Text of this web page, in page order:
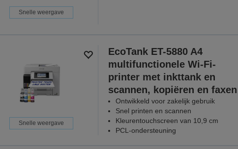
Snelle weergave
Snelle weergave
EcoTank ET-5880 A4
multifunctionele Wi-Fi-
printer met inkttank en
scannen, kopiëren en faxen
Ontwikkeld voor zakelijk gebruik
Snel printen en scannen
Kleurentouchscreen van 10,9 cm
PCL-ondersteuning